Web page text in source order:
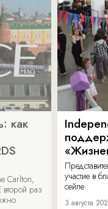
как
Carlton,
раз
участие в
сейле.
3 августа